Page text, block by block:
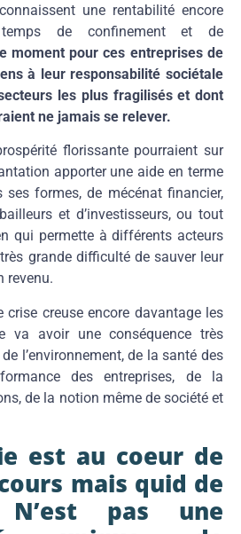
une rentabilité encore
de confinement et de
moment pour ces entreprises de
à leur responsabilité sociétale
les plus fragilisés et dont
ne jamais se relever.
florissante pourraient sur
apporter une aide en terme
ses formes, de mécénat financier,
et d’investisseurs, ou tout
qui permette à différents acteurs
grande difficulté de sauver leur
revenu.
crise creuse encore davantage les
va avoir une conséquence très
l’environnement, de la santé des
des entreprises, de la
de la notion même de société et
est au coeur de
mais quid de
pas une